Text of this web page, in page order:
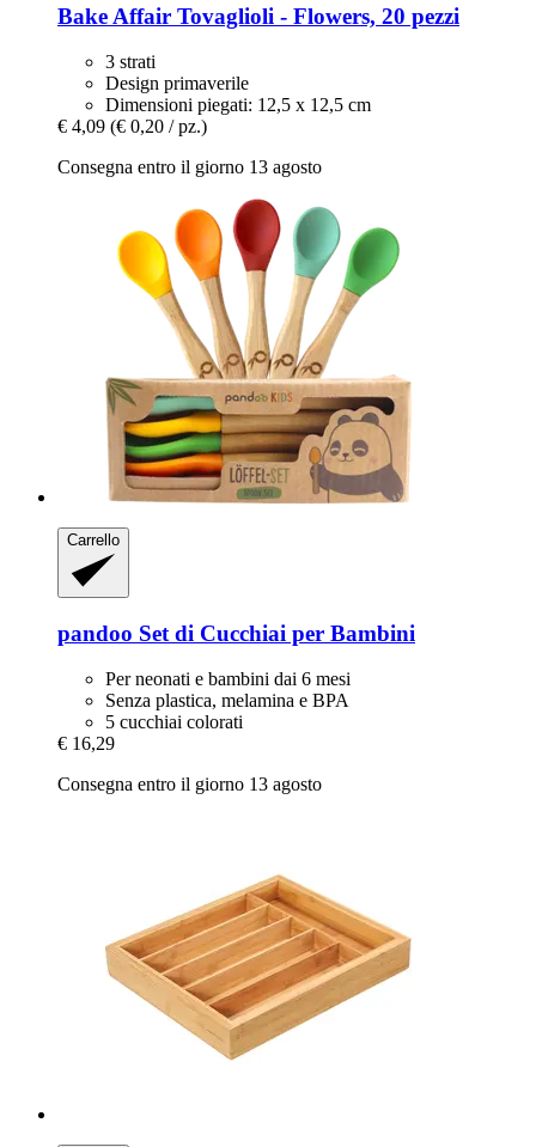
Bake Affair Tovaglioli -​ Flowers, 20 pezzi
3 strati
Design primaverile
Dimensioni piegati: 12,5 x 12,5 cm
€ 4,09 (€ 0,20 / pz.)
Consegna entro il giorno 13 agosto
Carrello
pandoo Set di Cucchiai per Bambini
Per neonati e bambini dai 6 mesi
Senza plastica, melamina e BPA
5 cucchiai colorati
€ 16,29
Consegna entro il giorno 13 agosto